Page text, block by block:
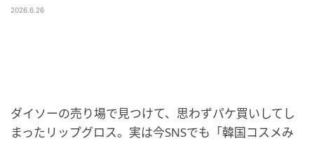
2026.6.26
ダイソーの売り場で見つけて、思わずパケ買いしてし
まったリップグロス。実は今SNSでも「韓国コスメみ